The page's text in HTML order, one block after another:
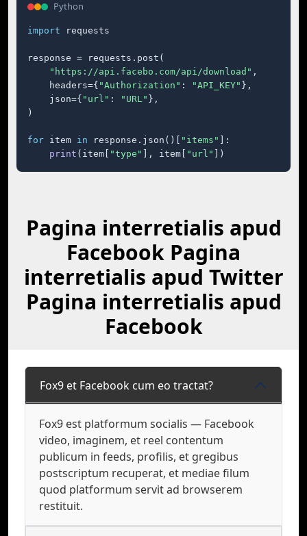
Python
import requests
response = requests.post(
"https://api.facebo.com/api/download" ,
    headers={
"Authorization" : "API_KEY" },
    json={
"url" : "URL" },
)
for item in response.json()[ "items"
]:
print (item[ "type" ], item[ "url" ])
Pagina interretialis apud
Facebook Pagina
interretialis apud Twitter
Pagina interretialis apud
Facebook
Fox9 et Facebook cum eo tractat?
Fox9 est platformum socialis — Facebook
video, imaginem, et reel contentum
publicum in feeds, profilis, et gregibus
postscriptum recuperat, et mediae filum
quod platformum servit ad browserem
restituit.